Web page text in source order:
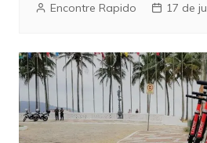
Encontre Rapido 17 de